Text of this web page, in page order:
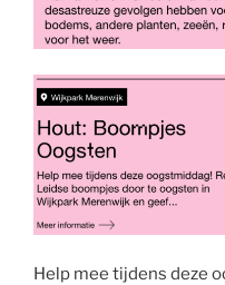
Help mee tijdens deze